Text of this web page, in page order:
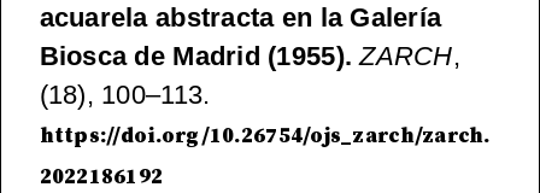
acuarela abstracta en la Galería
Biosca de Madrid (1955). ZARCH,
(18), 100–113.
https://doi.org/10.26754/ojs_zarch/zarch.
2022186192